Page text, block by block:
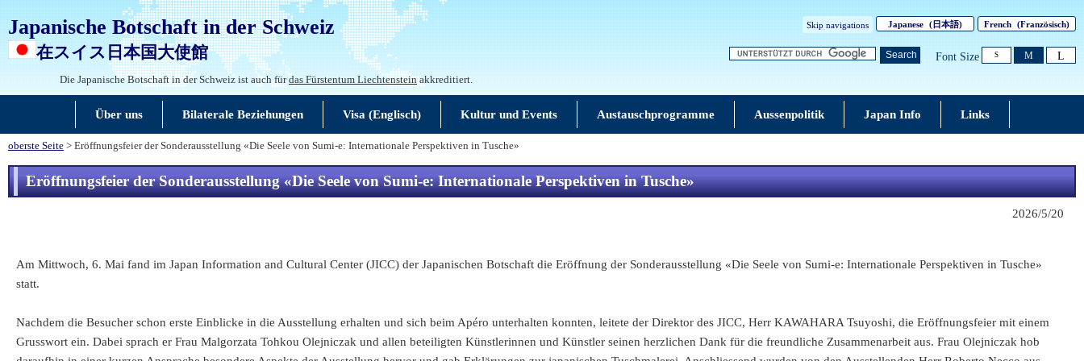
Japanische Botschaft in der Schweiz
在スイス日本国大使館
Skip navigations Japanese (日本語) French (Französisch)
Search Font Size S M L
Die Japanische Botschaft in der Schweiz ist auch fürdas Fürstentum Liechtensteinakkreditiert.
Über uns Bilaterale Beziehungen Visa (Englisch) Kultur und Events Austauschprogramme Aussenpolitik Japan Info Links
oberste Seite > Eröffnungsfeier der Sonderausstellung «Die Seele von Sumi-e: Internationale Perspektiven in Tusche»
Eröffnungsfeier der Sonderausstellung «Die Seele von Sumi-e: Internationale Perspektiven in Tusche»
2026/5/20
Am Mittwoch, 6. Mai fand im Japan Information and Cultural Center (JICC) der Japanischen Botschaft die Eröffnung der Sonderausstellung «Die Seele von Sumi-e: Internationale Perspektiven in Tusche»
statt.
Nachdem die Besucher schon erste Einblicke in die Ausstellung erhalten und sich beim Apéro unterhalten konnten, leitete der Direktor des JICC, Herr KAWAHARA Tsuyoshi, die Eröffnungsfeier mit einem
Grusswort ein. Dabei sprach er Frau Malgorzata Tohkou Olejniczak und allen beteiligten Künstlerinnen und Künstler seinen herzlichen Dank für die freundliche Zusammenarbeit aus. Frau Olejniczak hob